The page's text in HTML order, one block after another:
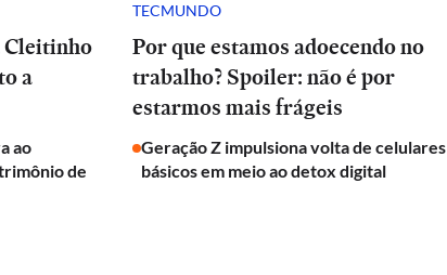
Cleitinho
a
ao
de
TECMUNDO
Por que estamos adoecendo no
trabalho? Spoiler: não é por
estarmos mais frágeis
Geração Z impulsiona volta de celulares
básicos em meio ao detox digital